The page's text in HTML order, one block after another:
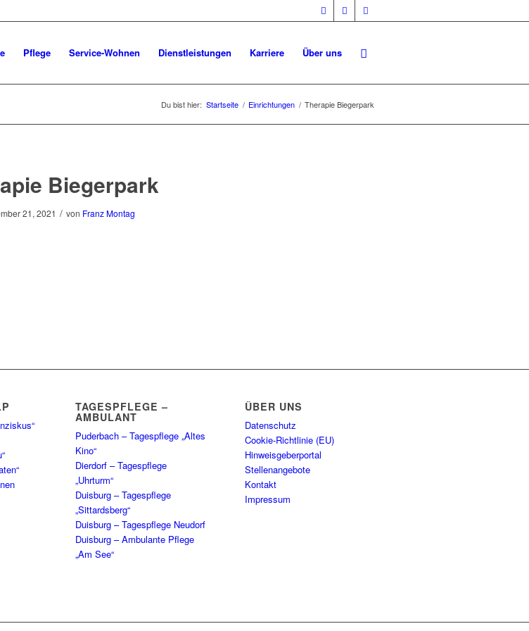
Pflege Service-Wohnen Dienstleistungen Karriere Über uns
Du bist hier: Startseite / Einrichtungen / Therapie Biegerpark
Biegerpark
21, 2021 / von Franz Montag
TAGESPFLEGE –
AMBULANT
Puderbach – Tagespflege „Altes
Kino“
Dierdorf – Tagespflege
„Uhrturm“
Duisburg – Tagespflege
„Sittardsberg“
Duisburg – Tagespflege Neudorf
Duisburg – Ambulante Pflege
„Am See“
ÜBER UNS
Datenschutz
Cookie-Richtlinie (EU)
Hinweisgeberportal
Stellenangebote
Kontakt
Impressum